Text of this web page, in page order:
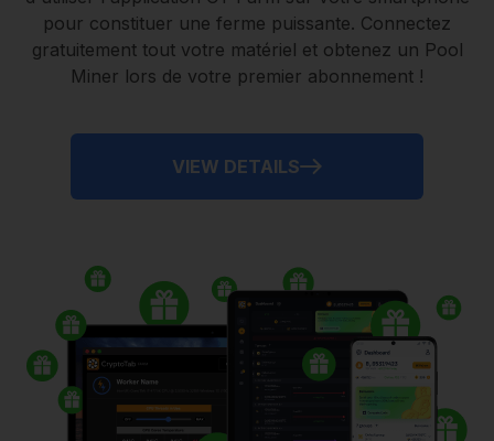
pour constituer une ferme puissante. Connectez
gratuitement tout votre matériel et obtenez un Pool
Miner lors de votre premier abonnement !
VIEW DETAILS